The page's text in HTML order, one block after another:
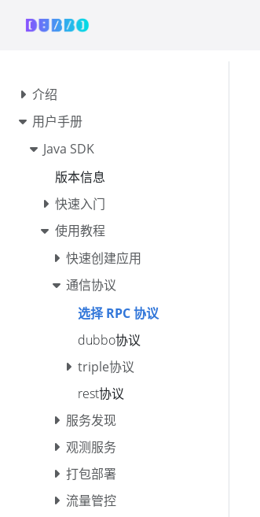
介绍
用户手册
Java SDK
版本信息
快速入门
使用教程
快速创建应用
通信协议
选择 RPC 协议
dubbo协议
triple协议
rest协议
服务发现
观测服务
打包部署
流量管控